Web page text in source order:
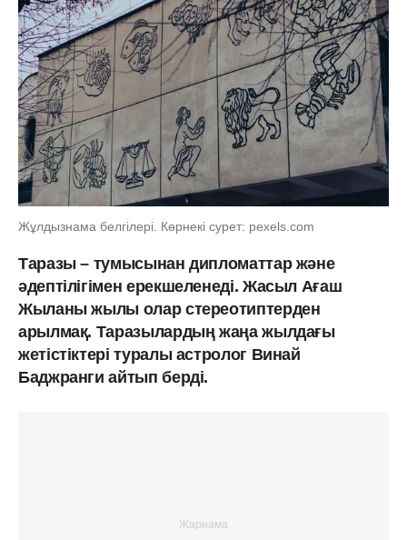
Жұлдызнама белгілері. Көрнекі сурет: pexels.com
Таразы – тумысынан дипломаттар және
әдептілігімен ерекшеленеді. Жасыл Ағаш
Жыланы жылы олар стереотиптерден
арылмақ. Таразылардың жаңа жылдағы
жетістіктері туралы астролог Винай
Баджранги айтып берді.